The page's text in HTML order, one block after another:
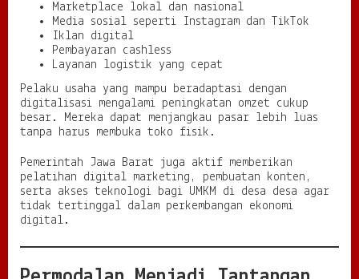
Marketplace lokal dan nasional
Media sosial seperti Instagram dan TikTok
Iklan digital
Pembayaran cashless
Layanan logistik yang cepat
Pelaku usaha yang mampu beradaptasi dengan
digitalisasi mengalami peningkatan omzet cukup
besar. Mereka dapat menjangkau pasar lebih luas
tanpa harus membuka toko fisik.
Pemerintah Jawa Barat juga aktif memberikan
pelatihan digital marketing, pembuatan konten,
serta akses teknologi bagi UMKM di desa desa agar
tidak tertinggal dalam perkembangan ekonomi
digital.